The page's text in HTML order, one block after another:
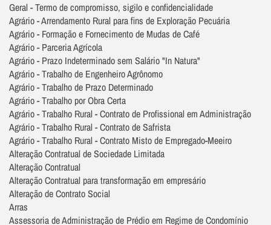
Geral - Termo de compromisso, sigilo e confidencialidade
Agrário - Arrendamento Rural para fins de Exploração Pecuária
Agrário - Formação e Fornecimento de Mudas de Café
Agrário - Parceria Agrícola
Agrário - Prazo Indeterminado sem Salário "In Natura"
Agrário - Trabalho de Engenheiro Agrônomo
Agrário - Trabalho de Prazo Determinado
Agrário - Trabalho por Obra Certa
Agrário - Trabalho Rural - Contrato de Profissional em Administração
Agrário - Trabalho Rural - Contrato de Safrista
Agrário - Trabalho Rural - Contrato Misto de Empregado-Meeiro
Alteração Contratual de Sociedade Limitada
Alteração Contratual
Alteração Contratual para transformação em empresário
Alteração de Contrato Social
Arras
Assessoria de Administração de Prédio em Regime de Condomínio